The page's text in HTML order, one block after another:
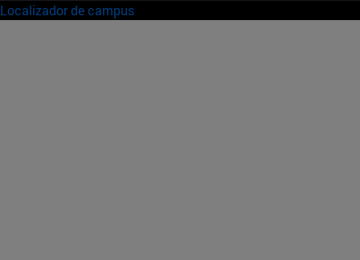
Localizador de campus